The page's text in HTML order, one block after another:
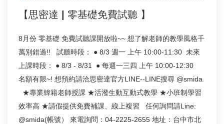
【思密達 | 零基礎免費試聽 】
8月份 零基礎 免費試聽課開放啦~~ 想了解老師的教學風格千
萬別錯過!! 試聽時段： ● 8/3 週一 上午 10:00-11:30 未來
上課時段： ● 8/3 - 8/31 ● 每週一三四 上午 10:00-12:30
名額有限~! 想預約請洽思密達官方LINE--LINE搜尋 @smida
★專業韓籍老師授課 ★活潑生動互動式教學 ★小班制學習
效率高 ★請假提供免費補課、線上複習 任何詢問請Line:
@smida(帳號） 來電詢問：04-2225-2655 地址：台中市北